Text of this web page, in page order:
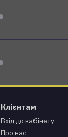
Клієнтам
Вхід до кабінету
Про нас